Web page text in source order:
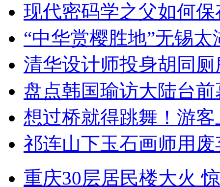
现代密码学之父如何
“中华赏樱胜地”无锡
清华设计师投身胡同
盘点韩国瑜访大陆台
想过桥就得跳舞！游客
祁连山下玉石画师用
重庆30层居民楼大火